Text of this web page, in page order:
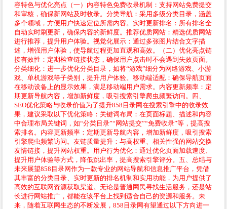
容特色与优化亮点（一）内容特色免费收录机制：支持网站免费提交
和审核，确保新网站及时收录。分类导航：采用多级分类目录，涵盖
多个领域，方便用户快速定位所需内容。实时更新排名：所有排名全
自动实时刷更新，确保内容的新鲜度。推荐优质网站：精选优质网站
进行推荐，提升用户体验。视觉化展示：通过多张图片结合文字描
述，增强用户体验，使导航过程更加直观和高效。（二）优化亮点链
接有效性：定期检查链接状态，确保用户点击时不会遇到失效页面。
分类细化：进一步优化分类目录，如将“游戏”细分为网络游戏、小游
戏、单机游戏等子类别，提升用户体验。移动端适配：确保导航页面
在移动设备上的显示效果，满足移动端用户需求。内容更新频率：定
期更新导航内容，增加新鲜度，吸引搜索引擎爬虫频繁访问。四、
SEO优化策略与收录价值为了提升858目录网在搜索引擎中的收录效
果，建议采取以下优化策略：关键词布局：在页面标题、描述和内容
中合理布局关键词，如“分类目录”“网站提交”“免费收录”等，提高搜
索排名。内容更新频率：定期更新导航内容，增加新鲜度，吸引搜索
引擎爬虫频繁访问。友链质量提升：与高权重、相关性强的网站交换
友情链接，提升网站权重。用户行为优化：通过优化页面加载速度、
提升用户体验等方式，降低跳出率，提高搜索引擎评分。五、总结与
未来展望858目录网作为一款专业的网站导航和信息推广平台，凭借
其丰富的分类目录、实时更新的排名机制和实用功能，为用户提供了
高效的互联网资源获取渠道。无论是普通网民寻找生活服务，还是站
长进行网站推广，都能在该平台上找到适合自己的资源和服务。未
来，随着互联网生态的不断发展，858目录网有望通过以下方向进一